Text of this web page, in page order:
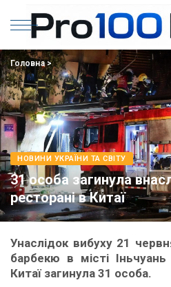
Головна>
НОВИНИ УКРАЇНИ ТА СВІТУ
31 особа загинула
ресторані в Китаї
Унаслідок вибуху 21
барбекю в місті Іньчуань
Китаї загинула 31 особа.